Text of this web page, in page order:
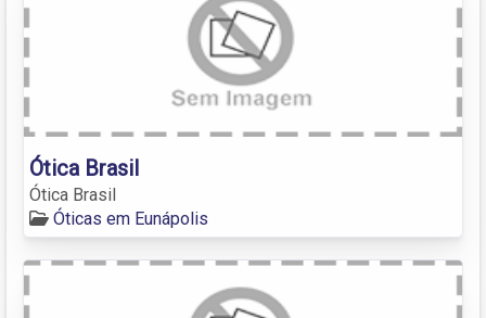
Ótica Brasil
Ótica Brasil
Óticas em Eunápolis